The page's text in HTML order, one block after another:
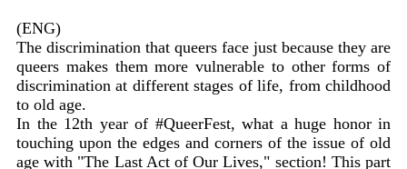
(ENG)
The discrimination that queers face just because they are
queers makes them more vulnerable to other forms of
discrimination at different stages of life, from childhood
to old age.
In the 12th year of #QueerFest, what a huge honor in
touching upon the edges and corners of the issue of old
age with "The Last Act of Our Lives," section! This part